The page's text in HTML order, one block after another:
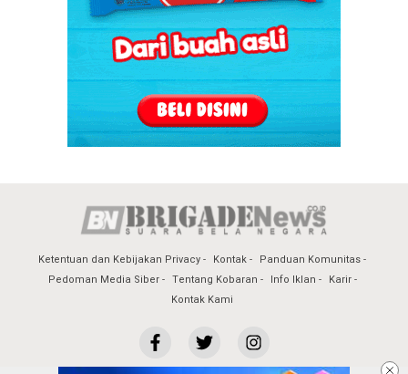
Ketentuan dan Kebijakan Privacy Kontak
Panduan Komunitas
Pedoman Media Siber
Tentang Kobaran Info Iklan
Karir
Kontak Kami